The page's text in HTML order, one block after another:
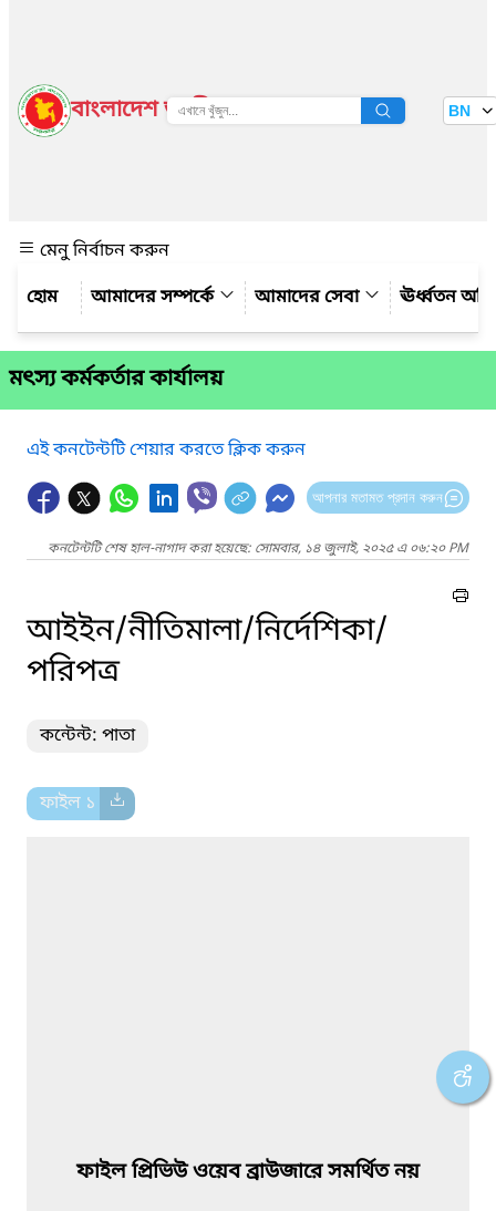
বাংলাদেশ জাতীয় তথ্য বাতায়ন BN
মেনু নির্বাচন করুন
আমাদের সম্পর্কে
আমাদের সেবা ঊর্ধ্বতন
মৎস্য কর্মকর্তার কার্যালয়
এই কনটেন্টটি শেয়ার করতে ক্লিক করুন
আপনার মতামত প্রদান করুন
কনটেন্টটি শেষ হাল-নাগাদ করা হয়েছে: সোমবার, ১৪ জুলাই, ২০২৫ এ ০৬:২০ PM
আইইন/নীতিমালা/নির্দেশিকা/
পরিপত্র
কন্টেন্ট: পাতা
ফাইল ১
ফাইল প্রিভিউ ওয়েব ব্রাউজারে সমর্থিত নয়